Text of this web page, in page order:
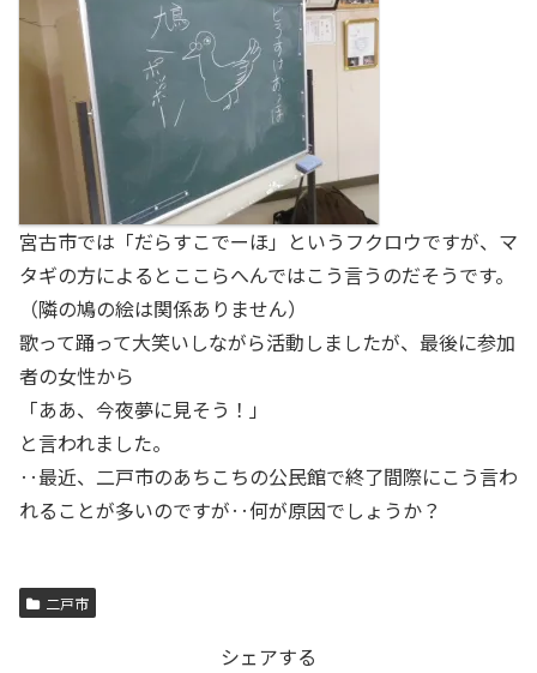
宮古市では「だらすこでーほ」というフクロウですが、マ
タギの方によるとここらへんではこう言うのだそうです。
（隣の鳩の絵は関係ありません）
歌って踊って大笑いしながら活動しましたが、最後に参加
者の女性から
「ああ、今夜夢に見そう！」
と言われました。
‥最近、二戸市のあちこちの公民館で終了間際にこう言わ
れることが多いのですが‥何が原因でしょうか？
二戸市
シェアする